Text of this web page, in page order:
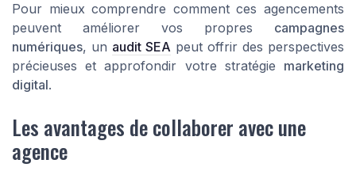
Pour mieux comprendre comment ces agencements
peuvent améliorer vos propres campagnes
numériques, un audit SEA peut offrir des perspectives
précieuses et approfondir votre stratégie marketing
digital.
Les avantages de collaborer avec une
agence